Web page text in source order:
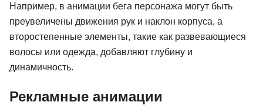
Например, в анимации бега персонажа могут быть
преувеличены движения рук и наклон корпуса, а
второстепенные элементы, такие как развевающиеся
волосы или одежда, добавляют глубину и
динамичность.
Рекламные анимации